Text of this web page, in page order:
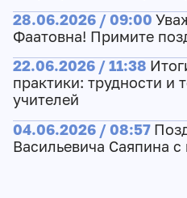
28.06.2026 / 09:00
Фаатовна! Примите
22.06.2026 / 11:38
практики: трудности и
учителей
04.06.2026 / 08:57
Васильевича Саяпина